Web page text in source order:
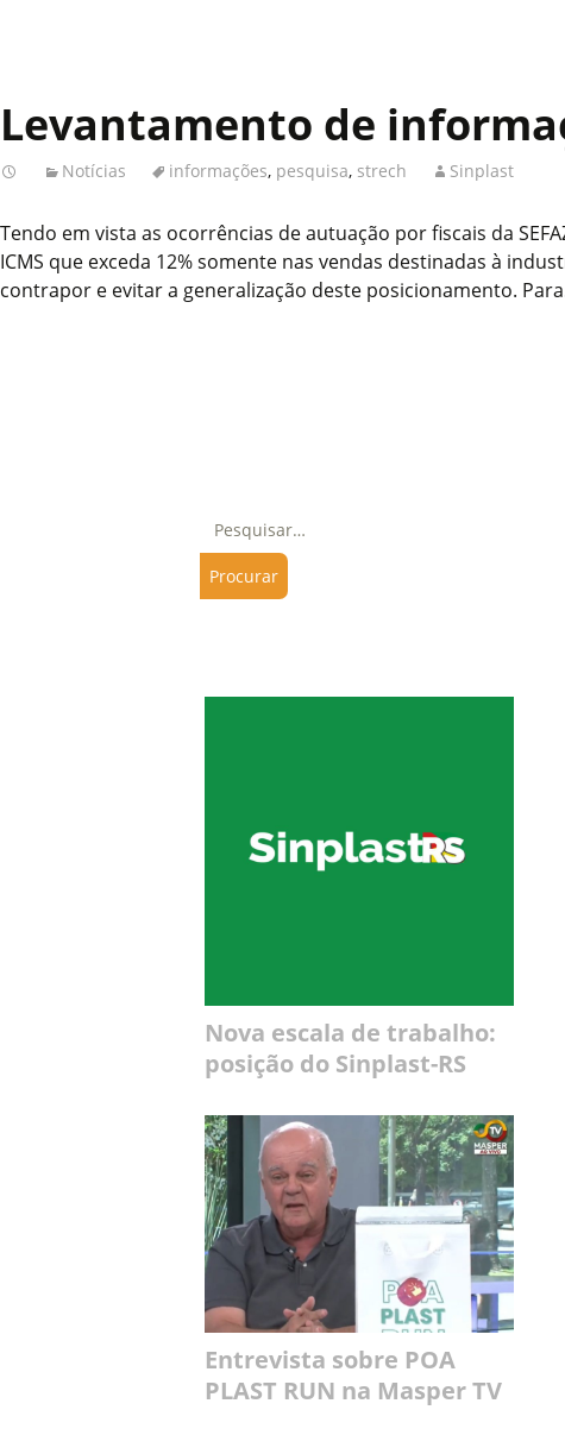
Levantamento de
Notícias informações, pesquisa, strech Sinplast
Tendo em vista as ocorrências de autuação por fiscais da
ICMS que exceda 12% somente nas vendas destinadas à
contrapor e evitar a generalização deste posicionamento.
Nova escala de trabalho:
posição do Sinplast-RS
Entrevista sobre POA
PLAST RUN na Masper TV